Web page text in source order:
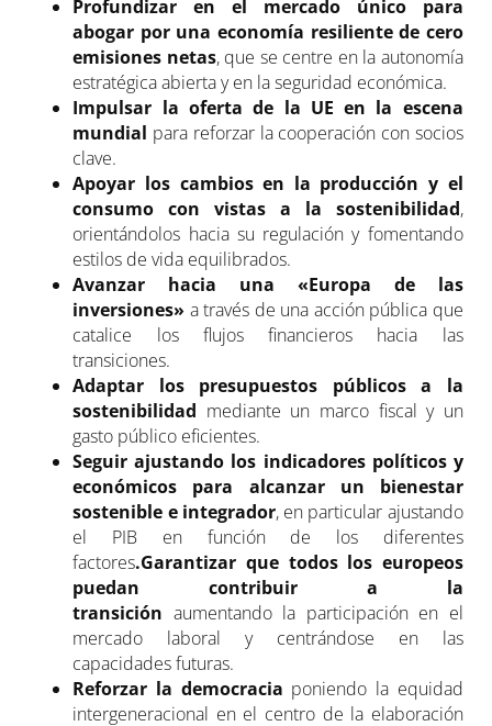
Profundizar en el mercado único para
abogar por una economía resiliente de cero
emisiones netas, que se centre en la autonomía
estratégica abierta y en la seguridad económica.
Impulsar la oferta de la UE en la escena
mundial para reforzar la cooperación con socios
clave.
Apoyar los cambios en la producción y el
consumo con vistas a la sostenibilidad,
orientándolos hacia su regulación y fomentando
estilos de vida equilibrados.
Avanzar hacia una «Europa de las
inversiones» a través de una acción pública que
catalice los flujos financieros hacia las
transiciones.
Adaptar los presupuestos públicos a la
sostenibilidad mediante un marco fiscal y un
gasto público eficientes.
Seguir ajustando los indicadores políticos y
económicos
para alcanzar un bienestar
sostenible e integrador, en particular ajustando
el PIB en función de los diferentes
factores.Garantizar que todos los europeos
puedan contribuir a la
transición aumentando la participación en el
mercado laboral y centrándose en las
capacidades futuras.
Reforzar la democracia poniendo la equidad
intergeneracional en el centro de la elaboración